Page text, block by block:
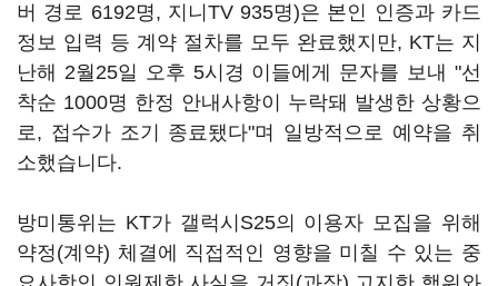
버 경로 6192명, 지니TV 935명)은 본인 인증과 카드
정보 입력 등 계약 절차를 모두 완료했지만, KT는 지
난해 2월25일 오후 5시경 이들에게 문자를 보내 "선
착순 1000명 한정 안내사항이 누락돼 발생한 상황으
로, 접수가 조기 종료됐다"며 일방적으로 예약을 취
소했습니다.
방미통위는 KT가 갤럭시S25의 이용자 모집을 위해
약정(계약) 체결에 직접적인 영향을 미칠 수 있는 중